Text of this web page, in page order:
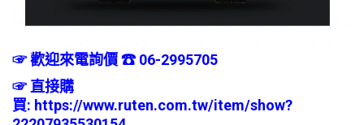
☞ 歡迎來電詢價 ☎ 06-2995705
☞直接購
買: https://www.ruten.com.tw/item/show?